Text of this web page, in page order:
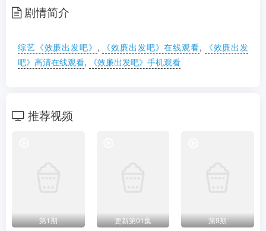
20240901
20241027 20241110
20241222
20250323 20250406 20250420
剧情简介
综艺《效廉出发吧》 , 《效廉出发吧》在线观看,
《效廉出发
吧》高清在线观看, 《效廉出发吧》手机观看
推荐视频
第1期
更新第01集
第9期